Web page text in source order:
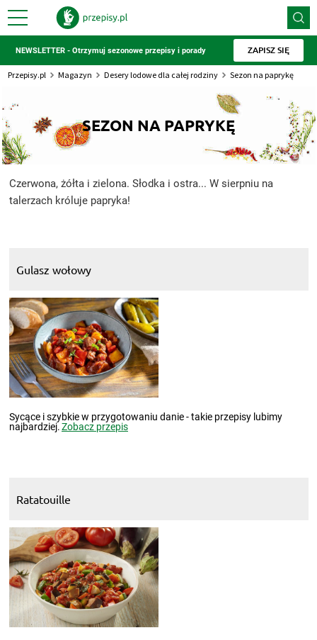
NEWSLETTER - Otrzymuj sezonowe przepisy i porady ZAPISZ SIĘ
Przepisy.pl Magazyn Desery lodowe dla całej rodziny Sezon na paprykę
SEZON NA PAPRYKĘ
Czerwona, żółta i zielona. Słodka i ostra... W sierpniu na
talerzach króluje papryka!
Gulasz wołowy
Sycące i szybkie w przygotowaniu danie - takie przepisy lubimy
najbardziej.Zobacz przepis
Ratatouille